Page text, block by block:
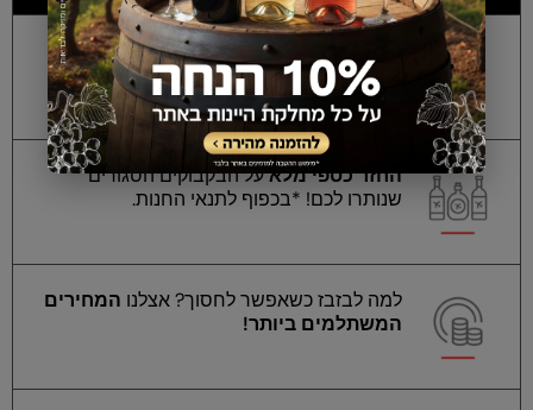
אלכוהול מקורי ללא חשש לזיופים, מאושר על
ידי מכון התקנים הישראלי!
החזר כספי מלאעל הבקבוקים הסגורים
שנותרו לכם! *בכפוף לתנאי החנות.
למה לבזבז כשאפשר לחסוך? אצלנו המחירים
המשתלמים ביותר!